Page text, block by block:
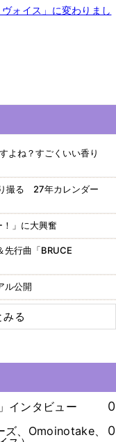
ォイス」に変わりまし
ね？すごくいい香り
撮る 27年カレンダー
」に大興奮
行曲「BRUCE
ル公開
みる
インタビュー
0
ズ、Omoinotake、
0